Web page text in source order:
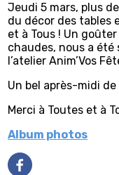
Jeudi 5 mars, plus
du décor des tables
et à Tous ! Un
chaudes, nous a
l’atelier Anim’Vos
Un bel après-midi
Merci à Toutes et à
Album photos